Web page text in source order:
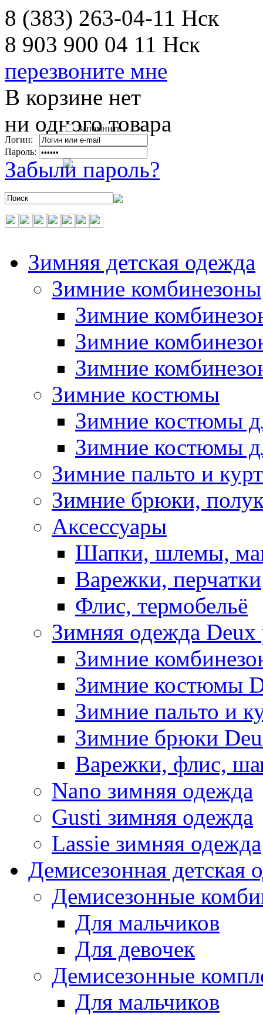
8 (383) 263-04-11 Нск
8 903 900 04 11 Нск
перезвоните мне
В корзине нет
ни одного товара
Запомнить
Логин:
Пароль:
Забыли пароль?
Зимняя детская одежда
Зимние комбинезоны
Зимние
Зимние
Зимние
Зимние костюмы
Зимние костюмы
Зимние костюмы
Зимние пальто и
Зимние брюки,
Аксессуары
Шапки, шлемы,
Варежки, перчатки
Флис, термобельё
Зимняя одежда Deux
Зимние
Зимние костюмы
Зимние пальто и
Зимние брюки
Варежки, флис,
Nano зимняя одежда
Gusti зимняя одежда
Lassie зимняя одежда
Демисезонная детская
Демисезонные
Для мальчиков
Для девочек
Демисезонные
Для мальчиков